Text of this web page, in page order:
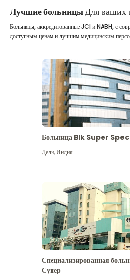
Лучшие больницыДля ваших
Больницы, аккредитованные JCI и NABH, с
доступным ценам и лучшим медицинским
Больница Blk Super
Дели,Индия
Специализированная
Супер